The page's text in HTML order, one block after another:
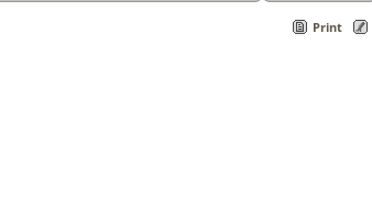
Print